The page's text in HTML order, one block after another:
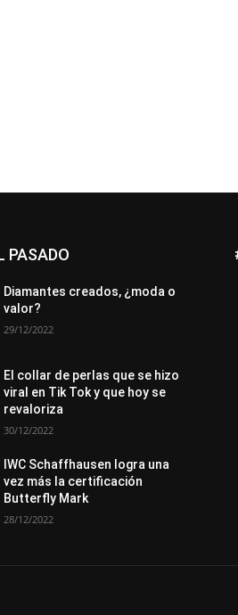
PASADO
Diamantes creados, ¿moda o
valor?
29/12/2022
El collar de perlas que se hizo
viral en Tik Tok y que hoy se
revaloriza
30/12/2022
IWC Schaffhausen logra una
vez más la certificación
Butterfly Mark
28/12/2022